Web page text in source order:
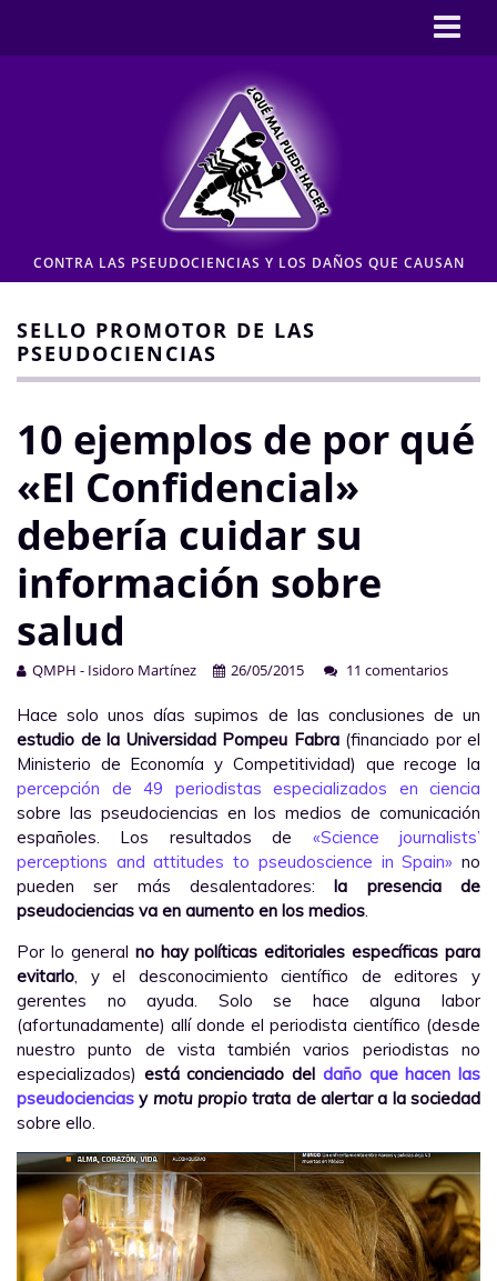
Pseudociencia en medios
Pseudociencia institucional
CONTACTO
Moderación de comentarios
Aviso legal y Política de privacidad
CONTRA LAS PSEUDOCIENCIAS Y LOS DAÑOS QUE CAUSAN
SELLO PROMOTOR DE LAS
PSEUDOCIENCIAS
10 ejemplos de por qué
«El Confidencial»
debería cuidar su
información sobre
salud
QMPH - Isidoro Martínez 26/05/2015 11 comentarios
Hace solo unos días supimos de las conclusiones de un
estudio de la Universidad Pompeu Fabra(financiado por el
Ministerio de Economía y Competitividad) que recoge la
percepción de 49 periodistas especializados en ciencia
sobre las pseudociencias en los medios de comunicación
españoles. Los resultados de «Science journalists’
perceptions and attitudes to pseudoscience in Spain» no
pueden ser más desalentadores:la presencia de
pseudociencias va en aumento en los medios.
Por lo general no hay políticas editoriales específicas para
evitarlo, y el desconocimiento científico de editores y
gerentes no ayuda. Solo se hace alguna labor
(afortunadamente) allí donde el periodista científico (desde
nuestro punto de vista también varios periodistas no
especializados) está concienciado del daño que hacen las
pseudociencias y motu propio trata de alertar a la sociedad
sobre ello.